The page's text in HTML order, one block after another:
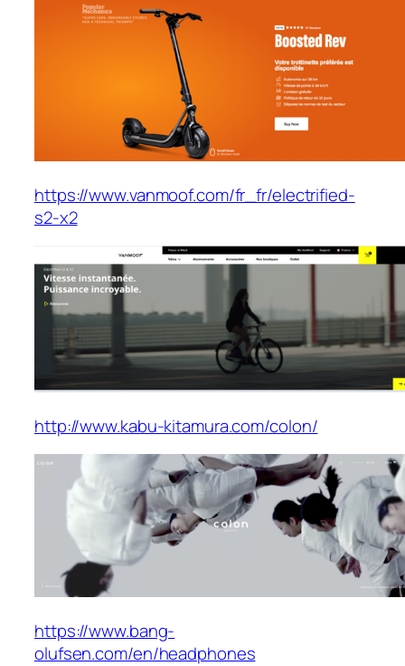
https://www.vanmoof.com/fr_fr/electrified-
s2-x2
http://www.kabu-kitamura.com/colon/
https://www.bang-
olufsen.com/en/headphones